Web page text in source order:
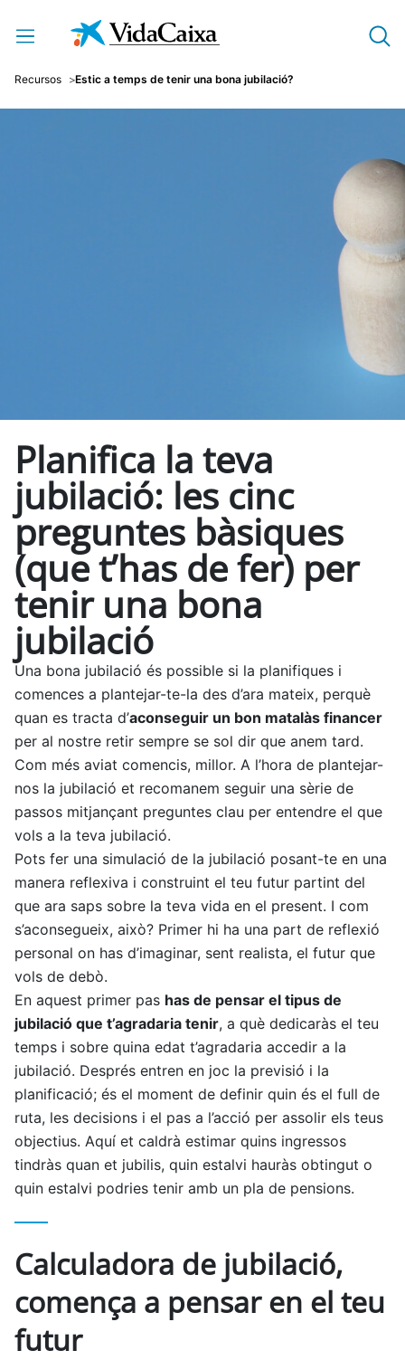
Salta al contingut principal
Recursos Estic a temps de tenir una bona jubilació?
Planifica la teva
jubilació: les cinc
preguntes bàsiques
(que t’has de fer) per
tenir una bona
jubilació
Una bona jubilació és possible si la planifiques i
comences a plantejar-te-la des d’ara mateix, perquè
quan es tracta d’aconseguir un bon matalàs financer
per al nostre retir sempre se sol dir que anem tard.
Com més aviat comencis, millor. A l’hora de plantejar-
nos la jubilació et recomanem seguir una sèrie de
passos mitjançant preguntes clau per entendre el que
vols a la teva jubilació.
Pots fer una simulació de la jubilació posant-te en una
manera reflexiva i construint el teu futur partint del
que ara saps sobre la teva vida en el present. I com
s’aconsegueix, això? Primer hi ha una part de reflexió
personal on has d’imaginar, sent realista, el futur que
vols de debò.
En aquest primer pas has de pensar el tipus de
jubilació que t’agradaria tenir, a què dedicaràs el teu
temps i sobre quina edat t’agradaria accedir a la
jubilació. Després entren en joc la previsió i la
planificació; és el moment de definir quin és el full de
ruta, les decisions i el pas a l’acció per assolir els teus
objectius. Aquí et caldrà estimar quins ingressos
tindràs quan et jubilis, quin estalvi hauràs obtingut o
quin estalvi podries tenir amb un pla de pensions.
Calculadora de jubilació,
comença a pensar en el teu
futur